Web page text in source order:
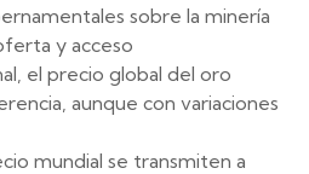
sobre la minería
y acceso
el precio global del oro
aunque con variaciones
mundial se transmiten a